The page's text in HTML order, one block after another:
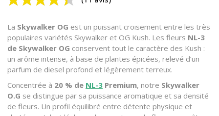
La Skywalker OG est un puissant croisement entre les très
populaires variétés Skywalker et OG Kush. Les fleurs NL-3
de Skywalker OG conservent tout le caractère des Kush :
un arôme intense, à base de plantes épicées, relevé d’un
parfum de diesel profond et légèrement terreux.
Concentrée à 20 % de NL-3 Premium, notre Skywalker
O.G se distingue par sa puissance aromatique et sa densité
de fleurs. Un profil équilibré entre détente physique et